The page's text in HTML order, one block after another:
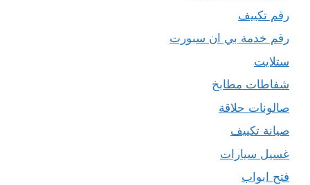
رقم تكييف
رقم خدمة بي ان سبورت
ستلايت
شفاطات مطابخ
صالونات حلاقة
صيانة تكييف
غسيل سيارات
فتح ابواب